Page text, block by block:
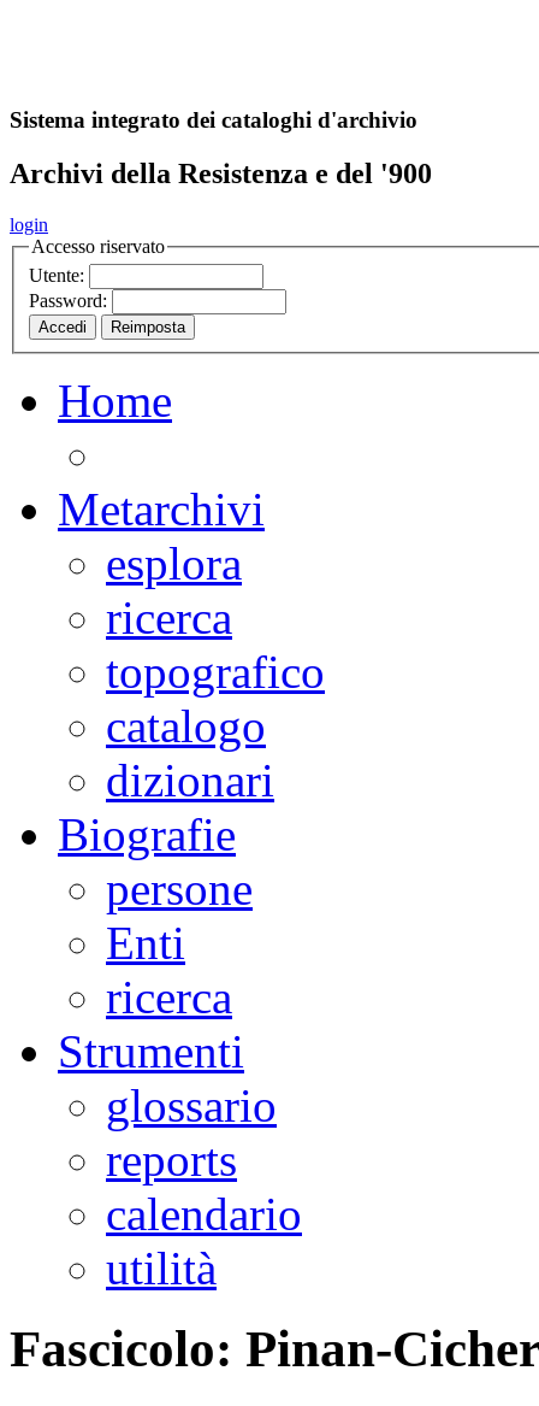
Sistema integrato dei cataloghi d'archivio
Archivi della Resistenza e del '900
login
Accesso riservato
Utente:
Password:
Home
Metarchivi
esplora
ricerca
topografico
catalogo
dizionari
Biografie
persone
Enti
ricerca
Strumenti
glossario
reports
calendario
utilità
Fascicolo: Pinan-